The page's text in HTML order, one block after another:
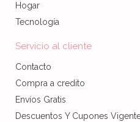
Hogar
Tecnología
Servicio al cliente
Contacto
Compra a credito
Envíos Gratis
Descuentos Y Cupones